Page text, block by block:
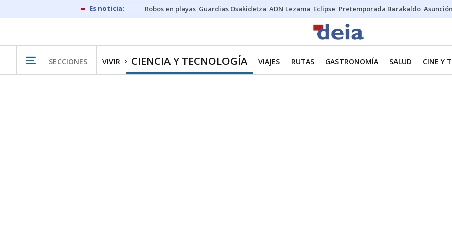
Robos en playas Guardias Osakidetza ADN Lezama Eclipse Pretemporada Barakaldo
SECCIONES VIVIR CIENCIA Y TECNOLOGÍA VIAJES RUTAS GASTRONOMÍA SALUD CINE Y